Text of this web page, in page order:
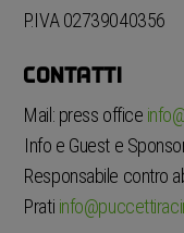
P.IVA 02739040356
CONTATTI
Mail: press office
Info e Guest e
Responsabile contro
Prati